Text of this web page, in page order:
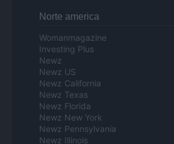
Norte america
Womanmagazine
Investing Plus
Newz
Newz US
Newz California
Newz Texas
Newz Florida
Newz New York
Newz Pennsylvania
Newz Illinois